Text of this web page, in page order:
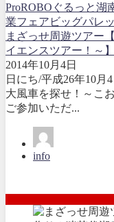
ProROBO ぐるっと湖
業フェア ビッグパレ
まざっせ周遊ツアー
イエンスツアー！～
2014年10月4日
日にち/平成26年10月
大風車を探せ！～こ
ご参加いただ...
info